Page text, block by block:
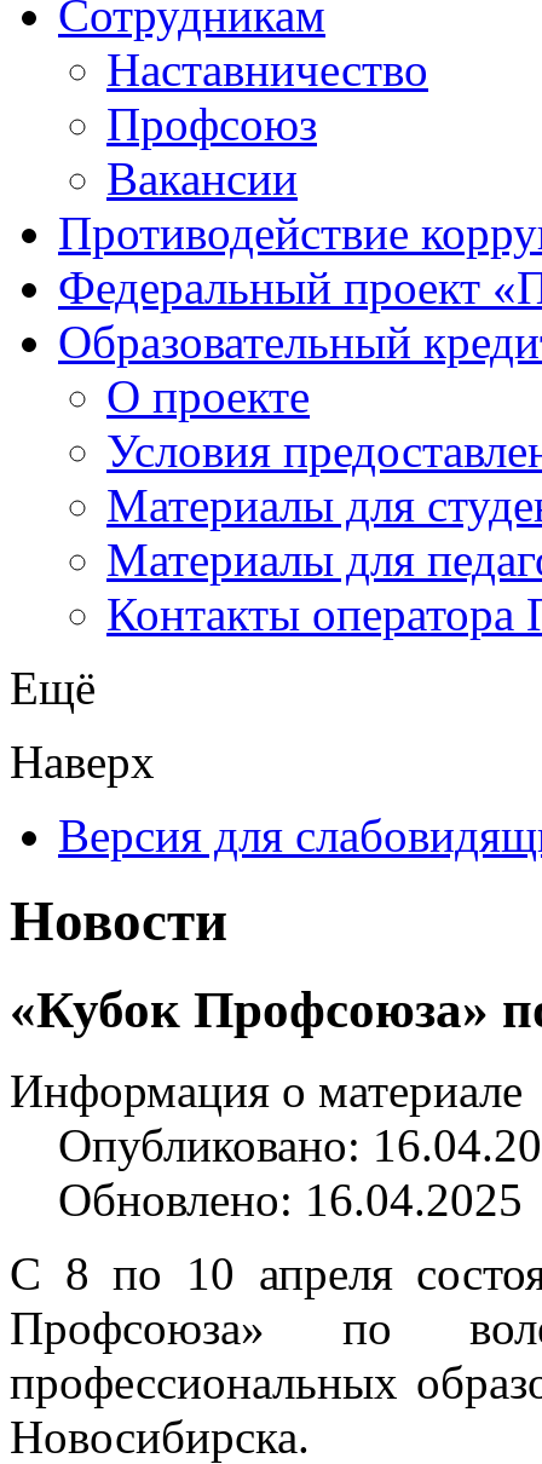
Сотрудникам
Наставничество
Профсоюз
Вакансии
Противодействие
Федеральный проект
Образовательный
О проекте
Условия
Материалы для
Материалы для
Контакты оператора
Ещё
Наверх
Версия для
Новости
«Кубок Профсоюза»
Информация о материале
Опубликовано:
Обновлено: 16.04.2025
С 8 по 10 апреля
Профсоюза» по
профессиональных
Новосибирска.